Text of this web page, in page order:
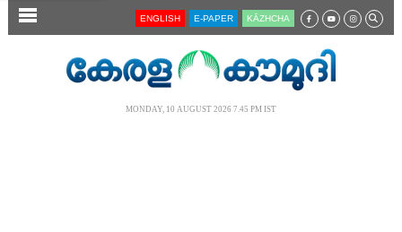
SECTIONS ENGLISH E-PAPER KĀZHCHA
MONDAY, 10 AUGUST 2026 7.45 PM IST